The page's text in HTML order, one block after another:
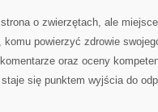
o zwierzętach, ale
powierzyć zdrowie
oraz oceny
się punktem wyjścia do